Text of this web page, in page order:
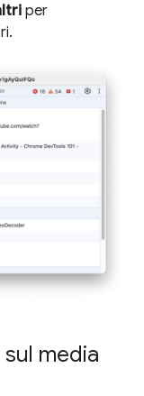
per
media